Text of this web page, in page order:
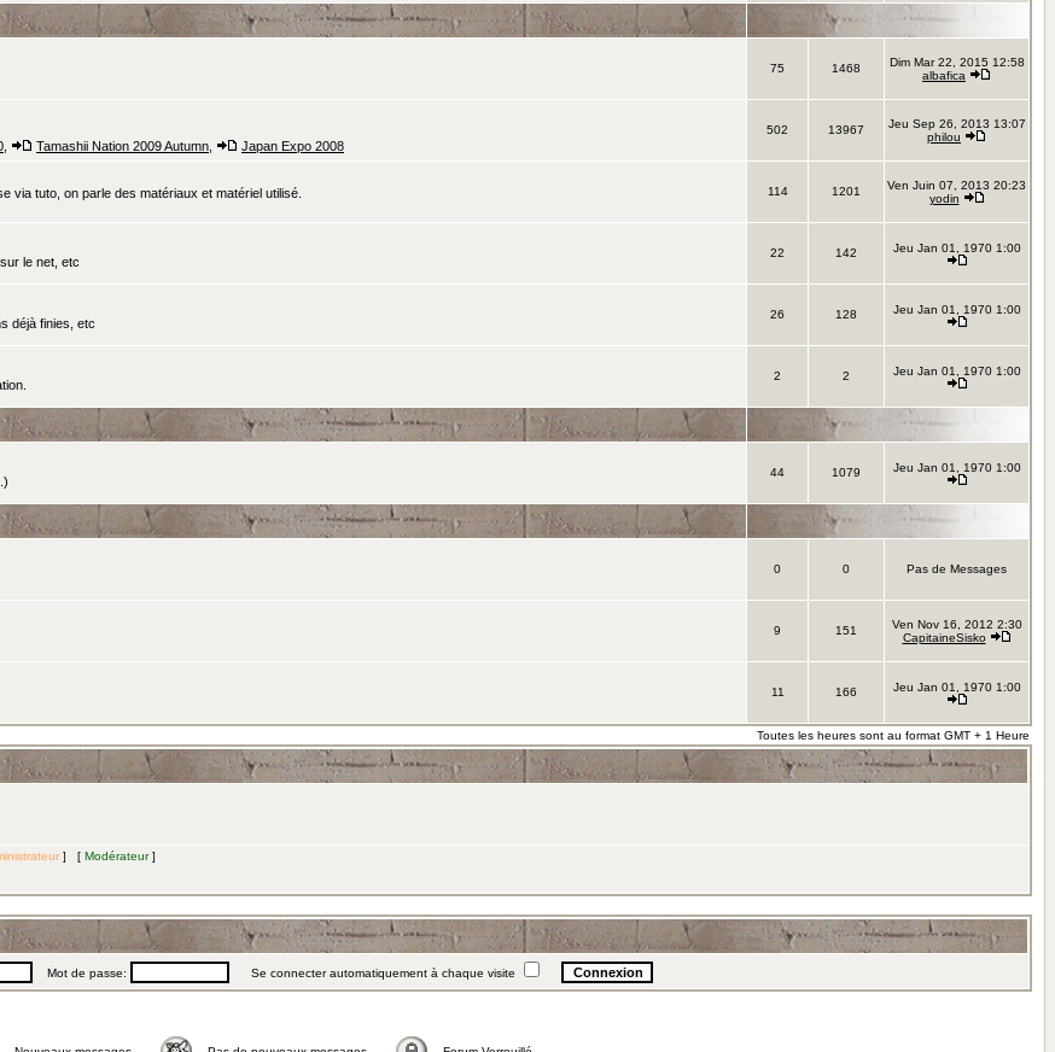
75 1468
Dim Mar 22, 2015 12:58
albafica
Tamashii Nation 2009 Autumn Japan Expo 2008
502 13967
Jeu Sep 26, 2013 13:07
philou
via tuto, on parle des matériaux et matériel utilisé.
114 1201
Ven Juin 07, 2013 20:23
yodin
le net, etc
22 142 Jeu Jan 01, 1970 1:00
déjà finies, etc
26 128 Jeu Jan 01, 1970 1:00
2 2 Jeu Jan 01, 1970 1:00
44 1079 Jeu Jan 01, 1970 1:00
0 0 Pas de Messages
9 151
Ven Nov 16, 2012 2:30
CapitaineSisko
11 166 Jeu Jan 01, 1970 1:00
Toutes les heures sont au format GMT + 1 Heure
] [ Modérateur]
Mot de passe: Se connecter automatiquement à chaque visite